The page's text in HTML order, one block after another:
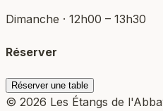
Dimanche · 12h00 – 13h30
Réserver
Réserver une table
© 2026 Les Étangs de